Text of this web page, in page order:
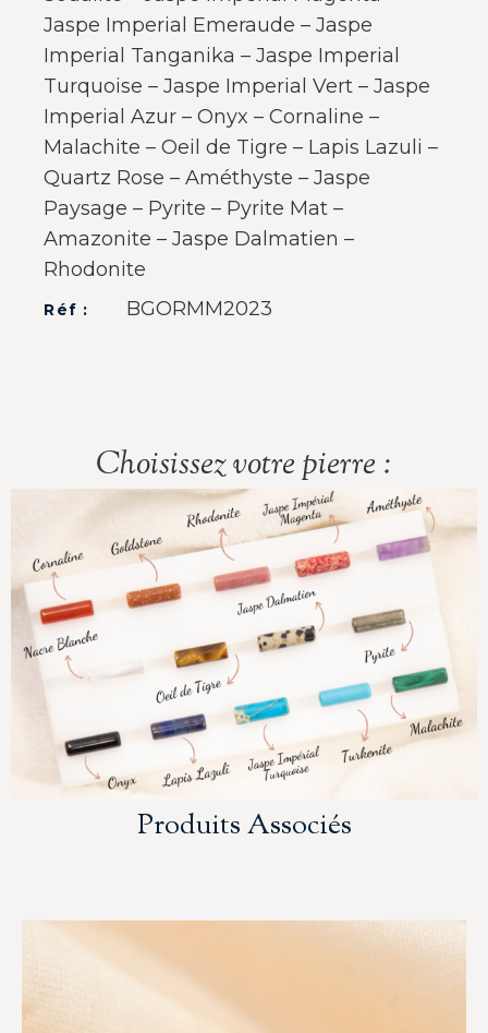
Jaspe Imperial Emeraude – Jaspe
Imperial Tanganika – Jaspe Imperial
Turquoise – Jaspe Imperial Vert – Jaspe
Imperial Azur – Onyx – Cornaline –
Malachite – Oeil de Tigre – Lapis Lazuli –
Quartz Rose – Améthyste – Jaspe
Paysage – Pyrite – Pyrite Mat –
Amazonite – Jaspe Dalmatien –
Rhodonite
Réf : BGORMM2023
Choisissez votre pierre :
Produits Associés